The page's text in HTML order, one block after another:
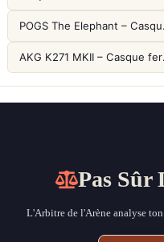
POGS
AKG
Pas Sûr
L'Arbitre de l'Arène analyse